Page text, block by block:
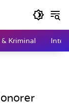
Kriminal